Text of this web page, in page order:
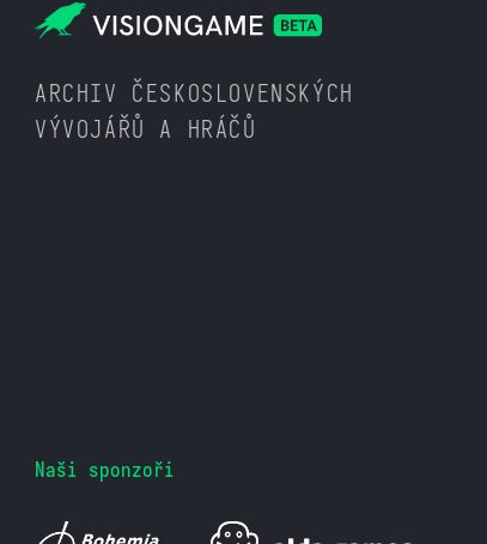
ARCHIV ČESKOSLOVENSKÝCH
VÝVOJÁŘŮ A HRÁČŮ
Naši sponzoři